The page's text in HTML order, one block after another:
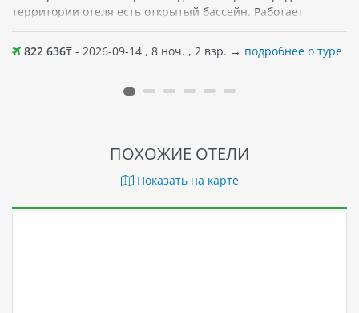
территории отеля есть открытый бассейн. Работает
а также попробовать блюда вьетнамской кухни. Различные
напитки и блюда ждут гостей и в кофейне отеля. Среди
тренажерный зал. Поблизости — кафе и магазины.
822 636₸ - 2026-09-14 , 8 ноч. , 2 взр. → подробнее о туре
ПОХОЖИЕ ОТЕЛИ
Показать на карте